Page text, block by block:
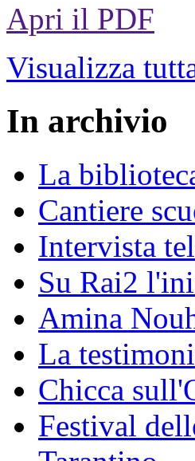
Apri il PDF
Visualizza
In archivio
La
Cantiere
Intervista
Su Rai2
Amina
La
Chicca
Festival